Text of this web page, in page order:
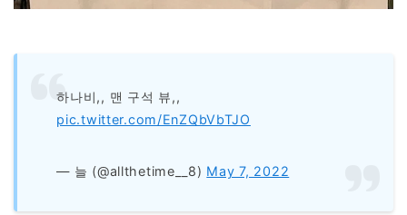
하나비,, 맨 구석 뷰,,
pic.twitter.com/EnZQbVbTJO
— 늘 (@allthetime__8) May 7, 2022